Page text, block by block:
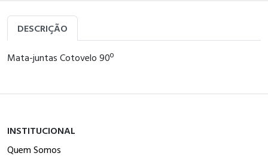
DESCRIÇÃO
Mata-juntas Cotovelo 90º
INSTITUCIONAL
Quem Somos